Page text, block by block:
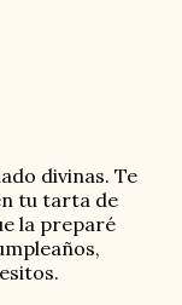
divinas. Te
tu tarta de
la preparé